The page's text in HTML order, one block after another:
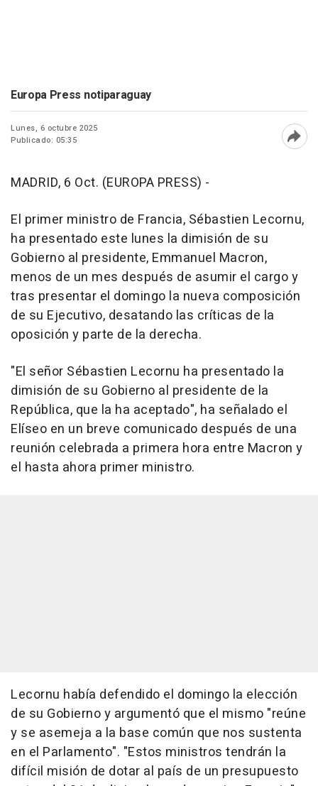
Europa Press notiparaguay
Lunes, 6 octubre 2025
Publicado: 05:35
MADRID, 6 Oct. (EUROPA PRESS) -
El primer ministro de Francia, Sébastien Lecornu,
ha presentado este lunes la dimisión de su
Gobierno al presidente, Emmanuel Macron,
menos de un mes después de asumir el cargo y
tras presentar el domingo la nueva composición
de su Ejecutivo, desatando las críticas de la
oposición y parte de la derecha.
"El señor Sébastien Lecornu ha presentado la
dimisión de su Gobierno al presidente de la
República, que la ha aceptado", ha señalado el
Elíseo en un breve comunicado después de una
reunión celebrada a primera hora entre Macron y
el hasta ahora primer ministro.
Lecornu había defendido el domingo la elección
de su Gobierno y argumentó que el mismo "reúne
y se asemeja a la base común que nos sustenta
en el Parlamento". "Estos ministros tendrán la
difícil misión de dotar al país de un presupuesto